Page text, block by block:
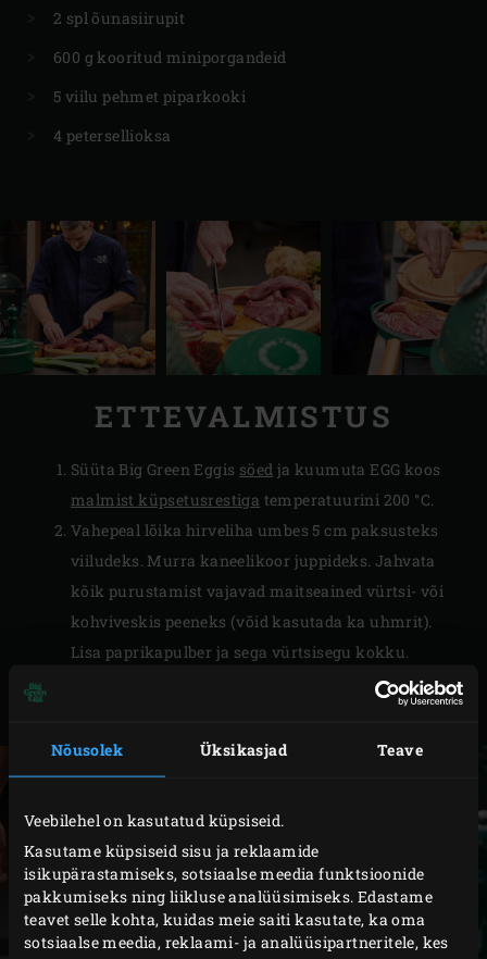
Nõusolek Üksikasjad Teave
Veebilehel on kasutatud küpsiseid.
Kasutame küpsiseid sisu ja reklaamide
isikupärastamiseks, sotsiaalse meedia funktsioonide
pakkumiseks ning liikluse analüüsimiseks. Edastame
teavet selle kohta, kuidas meie saiti kasutate, ka oma
sotsiaalse meedia, reklaami- ja analüüsipartneritele, kes
2 spl õunasiirupit
600 g kooritud miniporgandeid
5 viilu pehmet piparkooki
4 petersellioksa
ETTEVALMISTUS
Süüta Big Green Eggis söed ja kuumuta EGG koos
malmist küpsetusrestiga temperatuurini 200 °C.
Vahepeal lõika hirveliha umbes 5 cm paksusteks
viiludeks. Murra kaneelikoor juppideks. Jahvata
kõik purustamist vajavad maitseained vürtsi- või
kohviveskis peeneks (võid kasutada ka uhmrit).
Lisa paprikapulber ja sega vürtsisegu kokku.
Puista lihatükkidele (mõlemale küljele) soola ja